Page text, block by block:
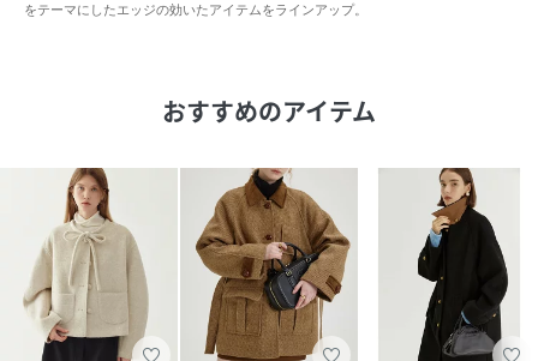
をテーマにしたエッジの効いたアイテムをラインアップ。
おすすめのアイテム